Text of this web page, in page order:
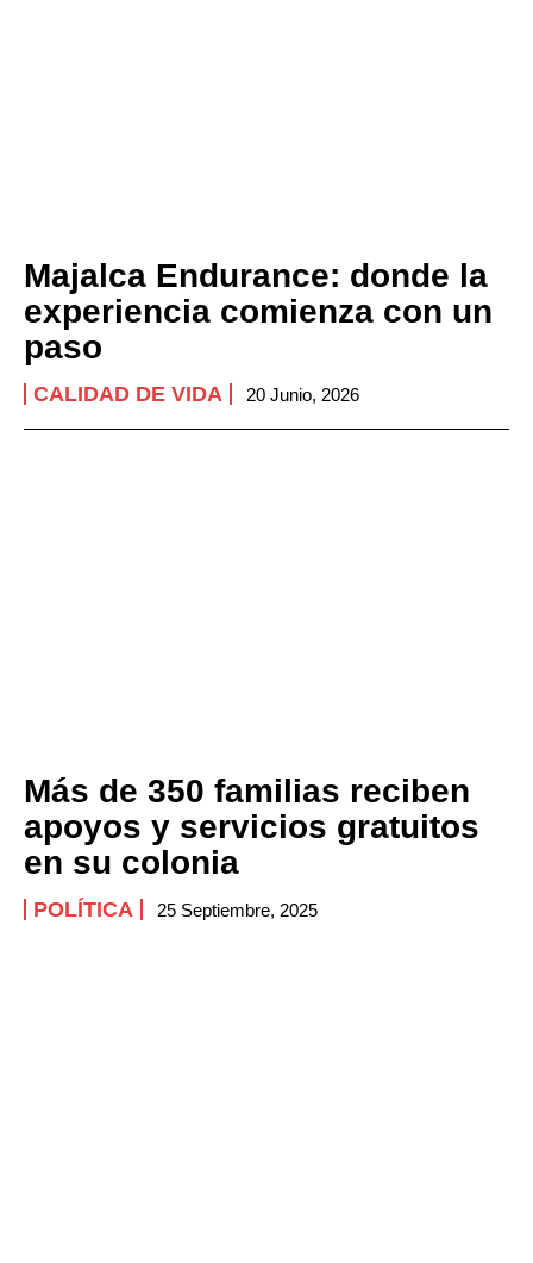
Majalca Endurance: donde la
experiencia comienza con un
paso
CALIDAD DE VIDA 20 Junio, 2026
Más de 350 familias reciben
apoyos y servicios gratuitos
en su colonia
POLÍTICA 25 Septiembre, 2025